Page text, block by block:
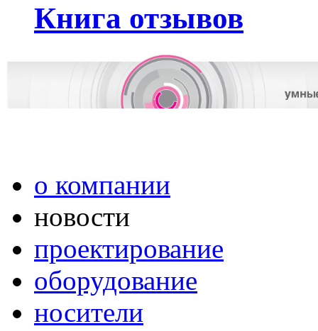
Книга отзывов
о компании
новости
проектирование
оборудование
носители